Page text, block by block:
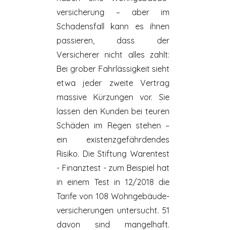
versicherung – aber im
Schadensfall kann es ihnen
passieren, dass der
Versicherer nicht alles zahlt:
Bei grober Fahrlässigkeit sieht
etwa jeder zweite Vertrag
massive Kürzungen vor. Sie
lassen den Kunden bei teuren
Schäden im Regen stehen –
ein existenz­gefähr­dendes
Risiko. Die Stiftung Warentest
- Finanztest - zum Beispiel hat
in einem Test in 12/2018 die
Tarife von 108 Wohn­gebäude­
versicherungen untersucht. 51
davon sind mangelhaft.